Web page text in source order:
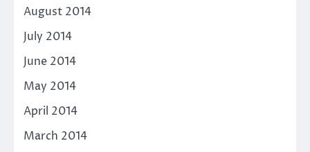
August 2014
July 2014
June 2014
May 2014
April 2014
March 2014